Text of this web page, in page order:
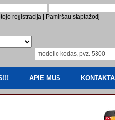
registracija Pamiršau slaptažodį
APIE MUS KONTAKTAI